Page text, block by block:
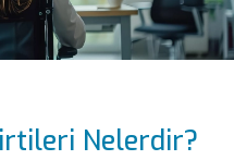
Nelerdir?